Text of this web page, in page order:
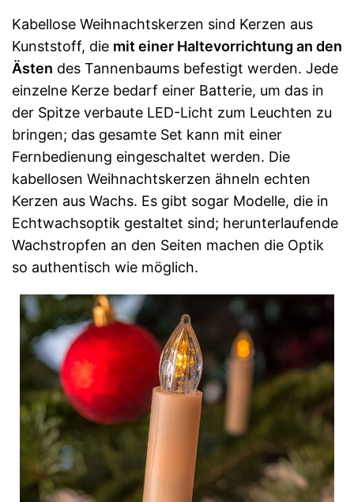
Kabellose Weihnachtskerzen sind Kerzen aus
Kunststoff, die mit einer Haltevorrichtung an den
Ästen des Tannenbaums befestigt werden. Jede
einzelne Kerze bedarf einer Batterie, um das in
der Spitze verbaute LED-Licht zum Leuchten zu
bringen; das gesamte Set kann mit einer
Fernbedienung eingeschaltet werden. Die
kabellosen Weihnachtskerzen ähneln echten
Kerzen aus Wachs. Es gibt sogar Modelle, die in
Echtwachsoptik gestaltet sind; herunterlaufende
Wachstropfen an den Seiten machen die Optik
so authentisch wie möglich.